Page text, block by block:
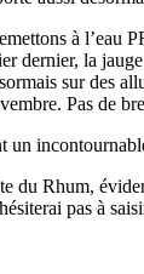
à l’eau
dernier, la
sur des
Pas de
un
du Rhum,
pas à